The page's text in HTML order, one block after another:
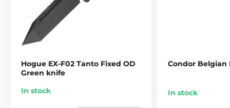
Hogue EX-F02 Tanto Fixed OD
Green knife
In stock
Condor Belgian
In stock